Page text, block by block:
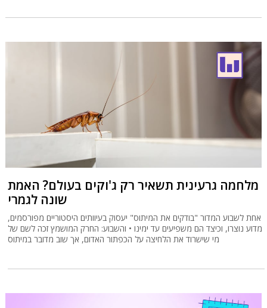
מלחמה גרעינית תשאיר רק ג'וקים בעולם? האמת
שונה לגמרי
אחת לשבוע המדור "בודקים את המיתוס" יעסוק בעיוותים היסטוריים מפורסמים,
מדוע נוצרו, וכיצד הם משפיעים עד ימינו • והשבוע: החרק המושמץ זכה לשם של
מי שישרוד את הלחיצה על הכפתור האדום, אך שוב מדובר במיתוס